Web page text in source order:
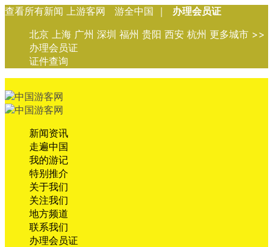
查看所有新闻 上游客网 游全中国 ｜
办理会员证
北京 上海 广州 深圳 福州 贵阳 西安 杭州 更多城市 >>
办理会员证
证件查询
新闻资讯
走遍中国
我的游记
特别推介
关于我们
关注我们
地方频道
联系我们
办理会员证